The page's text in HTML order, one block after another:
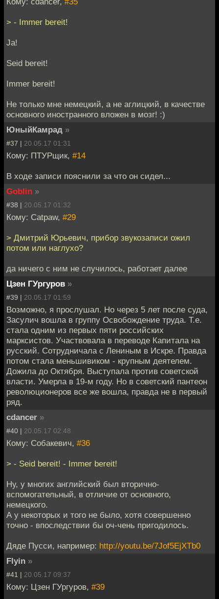
> - Immer bereit!
Ja!
Seid bereit!
Immer bereit!
Не только мне немецкий, а не аглицкий, в качестве
основного иностранного вложен в мозг! :)
ЮныйКамрад »
#37 | 20.05.17 01:31
Кому: ПТУРщик, #14
В ходе записи пояснили за что он сидел...
Goblin »
#38 | 20.05.17 01:32
Кому: Catpaw, #29
> Дмитрий Юрьевич, прибор звукозаписи ожил
потом или наглухо?
да ничего с ним не случилось, работает далее
Цзен ГУргуров »
#39 | 20.05.17 01:59
Возможно, я прослушал. Но через 5 лет после суда,
Засулич вошла в группу Освобождение труда. Т.е.
стала одним из первых пяти российских
марксистов. Участвовала в переводе Капитала на
русский. Сотрудничала с Лениным в Искре. Правда
потом стала меньшивиком - крупным деятелем.
Дожила до Октября. Выступала против советской
власти. Умерла в 19-м году. Но в советский пантеон
революционеров все же вошла, правда не в первый
ряд.
cdancer »
#40 | 20.05.17 02:48
Кому: Собакевич, #36
> - Seid bereit! - Immer bereit!
Ну, у многих английский был вторично-
вспомогательный, в отличие от основного,
немецкого.
А у некоторых и того не было, хотя совершенно
точно - впоследствии бы оч-чень пригодилось.
Дяде Пусси, например: http://youtu.be/7Jof5EjXTb0
Flyin »
#41 | 20.05.17 09:37
Кому: Цзен ГУргуров, #39